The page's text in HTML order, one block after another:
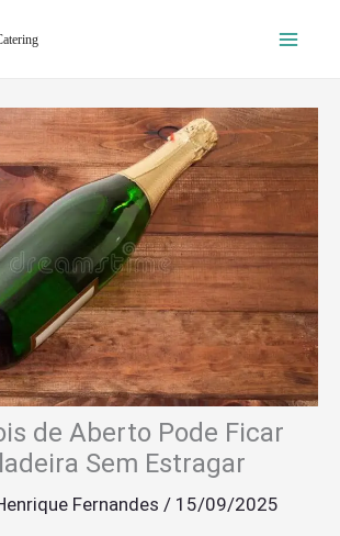
de Aberto Pode Ficar
Sem Estragar
Fernandes / 15/09/2025